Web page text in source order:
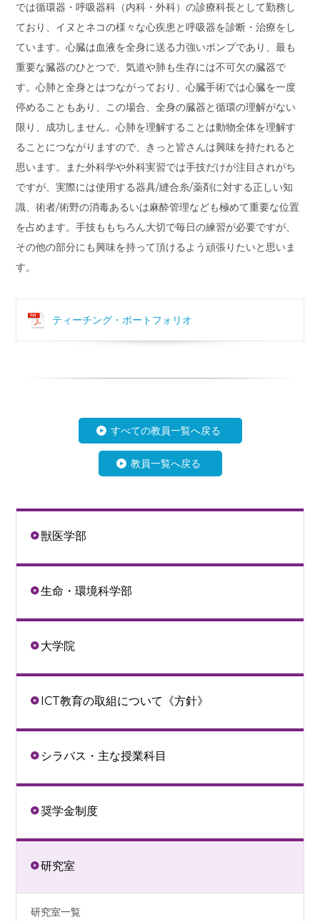
では循環器・呼吸器科（内科・外科）の診療科長として勤務し
ており、イヌとネコの様々な心疾患と呼吸器を診断・治療をし
ています。心臓は血液を全身に送る力強いポンプであり、最も
重要な臓器のひとつで、気道や肺も生存には不可欠の臓器で
す。心肺と全身とはつながっており、心臓手術では心臓を一度
停めることもあり、この場合、全身の臓器と循環の理解がない
限り、成功しません。心肺を理解することは動物全体を理解す
ることにつながりますので、きっと皆さんは興味を持たれると
思います。また外科学や外科実習では手技だけが注目されがち
ですが、実際には使用する器具/縫合糸/薬剤に対する正しい知
識、術者/術野の消毒あるいは麻酔管理なども極めて重要な位置
を占めます。手技ももちろん大切で毎日の練習が必要ですが、
その他の部分にも興味を持って頂けるよう頑張りたいと思いま
す。
ティーチング・ポートフォリオ
すべての教員一覧へ戻る
教員一覧へ戻る
獣医学部
生命・環境科学部
大学院
ICT教育の取組について《方針》
シラバス・主な授業科目
奨学金制度
研究室
研究室一覧